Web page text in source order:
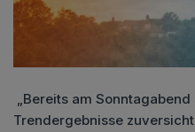
„Bereits am
Trendergebnisse